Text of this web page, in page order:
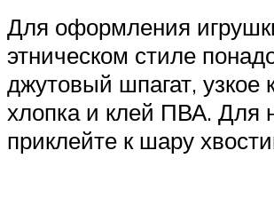
Для оформления
этническом стиле
джутовый шпагат, узкое
хлопка и клей ПВА. Для
приклейте к шару